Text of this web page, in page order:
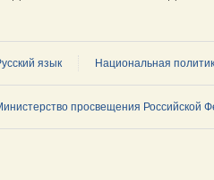
язык Национальная
просвещения Российской
предприятий